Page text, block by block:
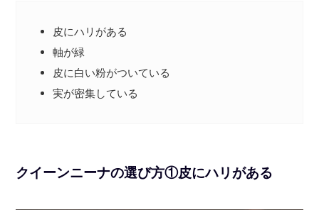
皮にハリがある
軸が緑
皮に白い粉がついている
実が密集している
クイーンニーナの選び方①皮にハリがある